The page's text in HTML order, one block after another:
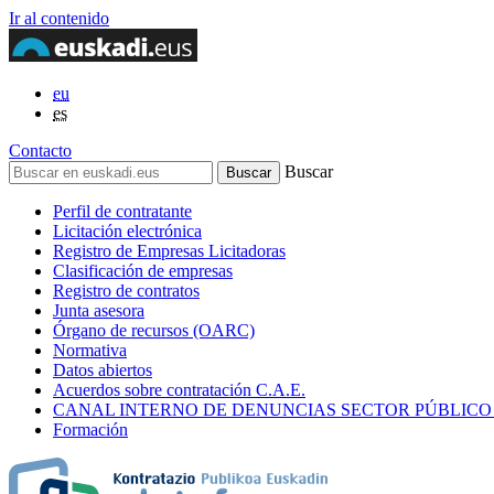
Ir al contenido
eu
es
Contacto
Buscar
Perfil de contratante
Licitación electrónica
Registro de Empresas Licitadoras
Clasificación de empresas
Registro de contratos
Junta asesora
Órgano de recursos (OARC)
Normativa
Datos abiertos
Acuerdos sobre contratación C.A.E.
CANAL INTERNO DE DENUNCIAS SECTOR
Formación